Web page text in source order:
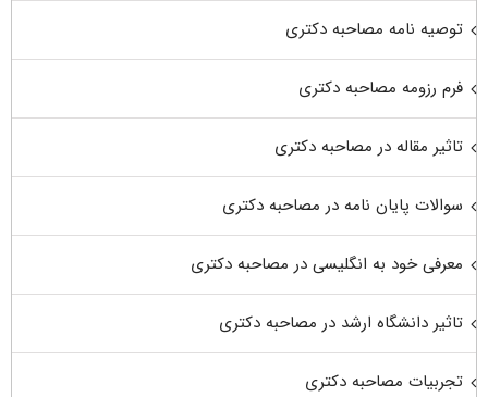
توصیه نامه مصاحبه دکتری
فرم رزومه مصاحبه دکتری
تاثیر مقاله در مصاحبه دکتری
سوالات پایان نامه در مصاحبه دکتری
معرفی خود به انگلیسی در مصاحبه دکتری
تاثیر دانشگاه ارشد در مصاحبه دکتری
تجربیات مصاحبه دکتری